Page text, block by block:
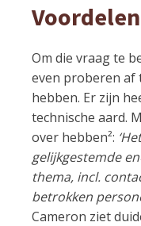
Voordelen
Om die vraag te
even proberen af
hebben. Er zijn
technische aard.
over hebben²:
gelijkgestemde
thema, incl.
betrokken
Cameron ziet